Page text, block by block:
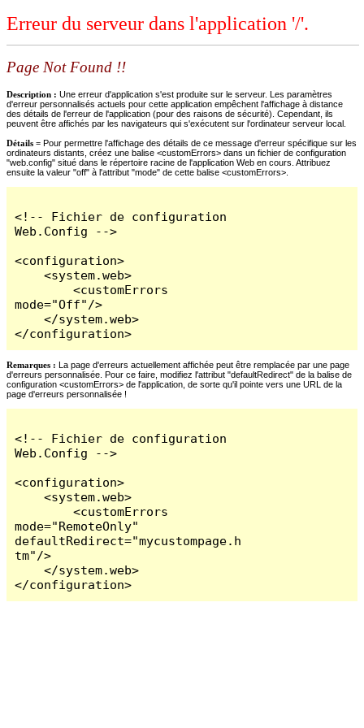
Erreur du serveur dans l'application '/'.
Page Not Found !!
Description : Une erreur d'application s'est produite sur le serveur. Les paramètres
d'erreur personnalisés actuels pour cette application empêchent l'affichage à distance
des détails de l'erreur de l'application (pour des raisons de sécurité). Cependant, ils
peuvent être affichés par les navigateurs qui s'exécutent sur l'ordinateur serveur local.
Détails = Pour permettre l'affichage des détails de ce message d'erreur spécifique sur les
ordinateurs distants, créez une balise <customErrors> dans un fichier de configuration
"web.config" situé dans le répertoire racine de l'application Web en cours. Attribuez
ensuite la valeur "off" à l'attribut "mode" de cette balise <customErrors>.
<!-- Fichier de configuration
Web.Config -->
<configuration>
    <system.web>
        <customErrors
mode="Off"/>
    </system.web>
</configuration>
Remarques : La page d'erreurs actuellement affichée peut être remplacée par une page
d'erreurs personnalisée. Pour ce faire, modifiez l'attribut "defaultRedirect" de la balise de
configuration <customErrors> de l'application, de sorte qu'il pointe vers une URL de la
page d'erreurs personnalisée !
<!-- Fichier de configuration
Web.Config -->
<configuration>
    <system.web>
        <customErrors
mode="RemoteOnly"
defaultRedirect="mycustompage.h
tm"/>
    </system.web>
</configuration>